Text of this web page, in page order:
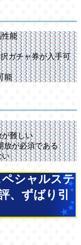
性能
ガチャ券が入手可
能
が難しい
放が必須である
い
シャルステ
、ずばり引